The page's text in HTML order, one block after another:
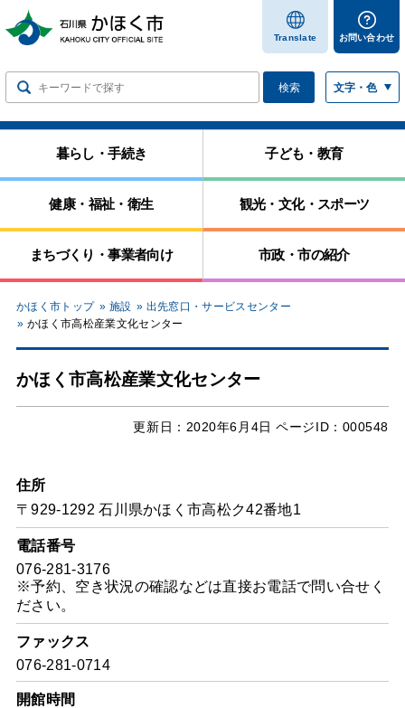
します
Translate お問い合わせ
検索 文字・色
暮らし・手続き 子ども・教育
健康・福祉・衛生 観光・文化・スポーツ
まちづくり・事業者向け 市政・市の紹介
かほく市トップ 施設
出先窓口・サービスセンター
かほく市高松産業文化センター
かほく市高松産業文化センター
更新日： 2020年6月4日 ページID：000548
住所
〒929-1292 石川県かほく市高松ク42番地1
電話番号
076-281-3176
※予約、空き状況の確認などは直接お電話で問い合せく
ださい。
ファックス
076-281-0714
開館時間